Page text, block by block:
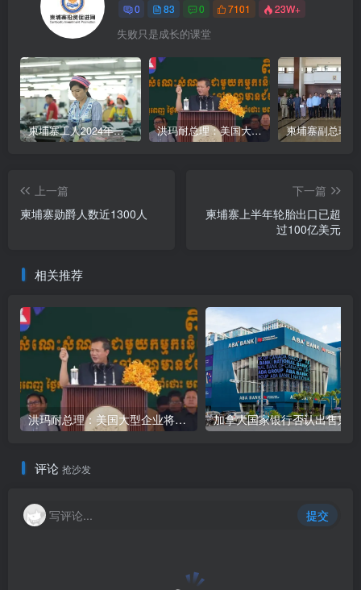
0 83 0 7101 23W+
失败只是成长的课堂
柬埔寨工人2024年最低薪资涨至204美元 洪玛耐总理：美国大型企业将陆续到柬埔寨考察投资
上一篇
柬埔寨勋爵人数近1300人
下一篇
柬埔寨上半年轮胎出口已超
过100亿美元
相关推荐
洪玛耐总理：美国大型企业将陆续到柬埔寨考察投资
评论 抢沙发
写评论... 提交